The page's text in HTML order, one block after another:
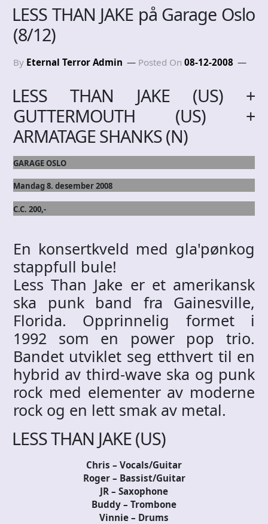
LESS THAN JAKE på Garage Oslo
(8/12)
By Eternal Terror Admin Posted On 08-12-2008
LESS THAN JAKE (US) +
GUTTERMOUTH (US) +
ARMATAGE SHANKS (N)
GARAGE OSLO
Mandag 8. desember 2008
C.C. 200,-
En konsertkveld med gla'pønkog
stappfull bule!
Less Than Jake er et amerikansk
ska punk band fra Gainesville,
Florida. Opprinnelig formet i
1992 som en power pop trio.
Bandet utviklet seg etthvert til en
hybrid av third-wave ska og punk
rock med elementer av moderne
rock og en lett smak av metal.
LESS THAN JAKE (US)
Chris – Vocals/Guitar
Roger – Bassist/Guitar
JR – Saxophone
Buddy – Trombone
Vinnie – Drums